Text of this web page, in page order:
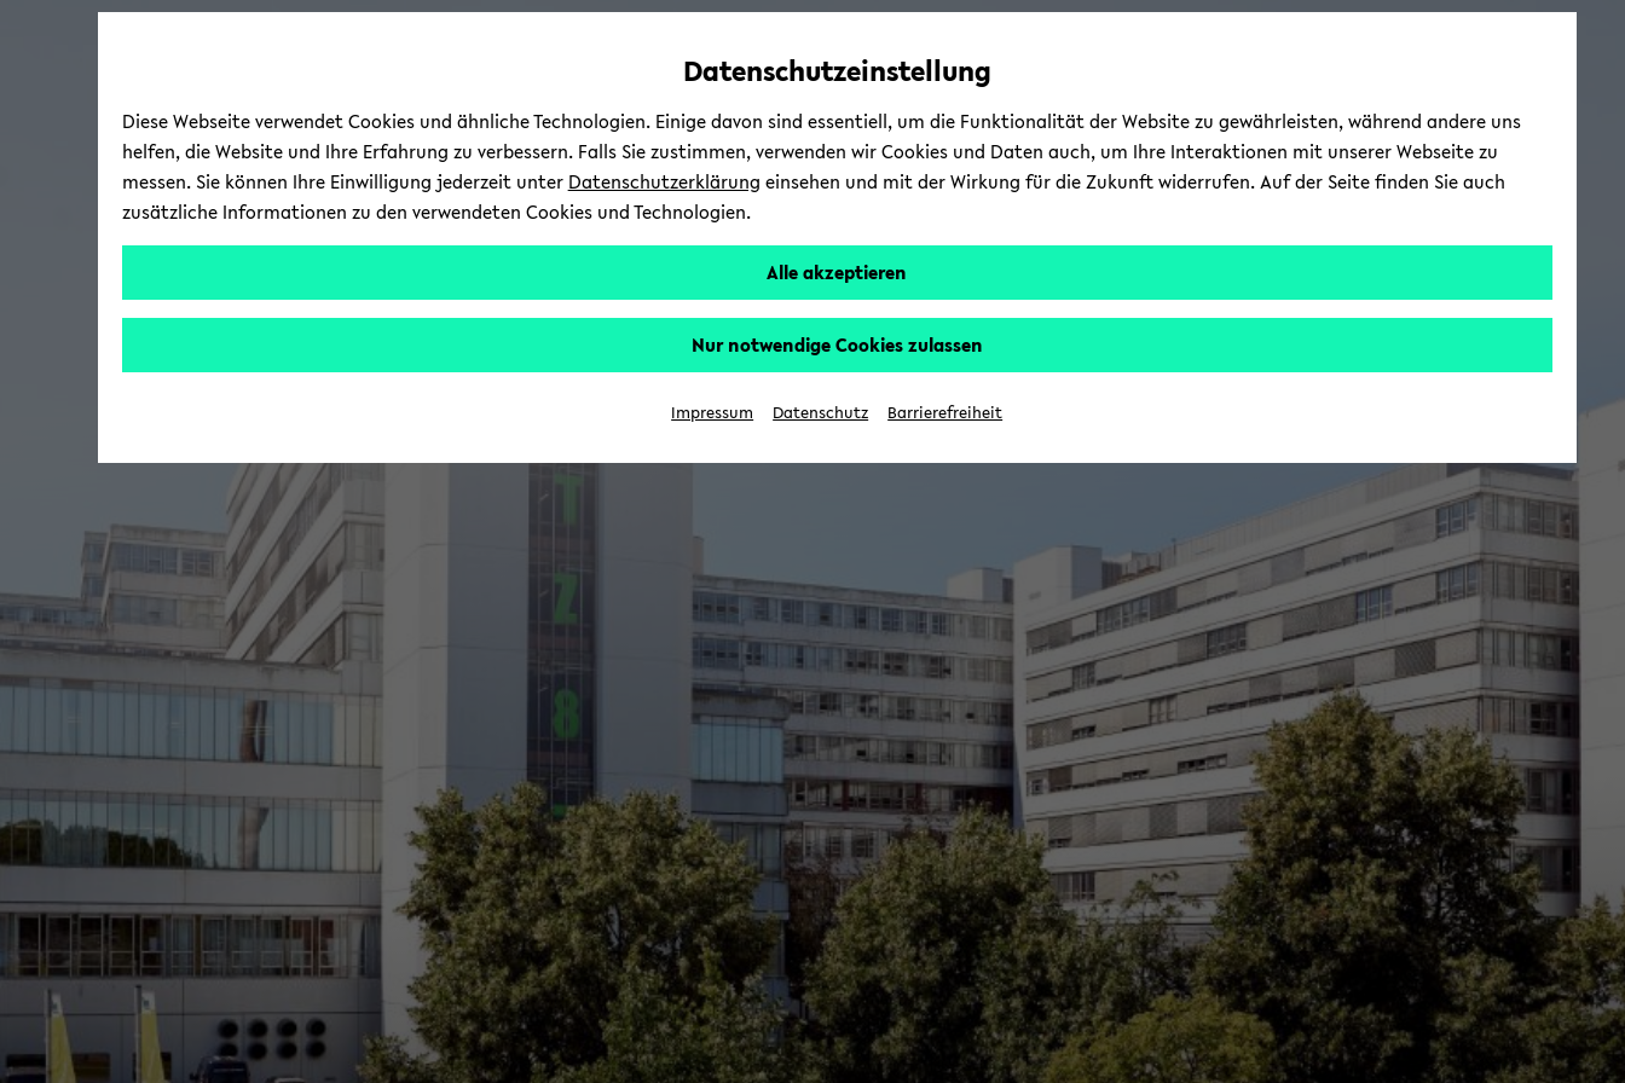
Automatische
vermeiden
skip
main
skip
main
skip
footer
Datenschutzeinstellung
Diese Webseite verwendet Cookies und ähnliche Technologien. Einige davon sind essentiell, um die Funktionalität der Website zu gewährleisten, während andere uns
helfen, die Website und Ihre Erfahrung zu verbessern. Falls Sie zustimmen, verwenden wir Cookies und Daten auch, um Ihre Interaktionen mit unserer Webseite zu
messen. Sie können Ihre Einwilligung jederzeit unter Datenschutzerklärung einsehen und mit der Wirkung für die Zukunft widerrufen. Auf der Seite finden Sie auch
zusätzliche Informationen zu den verwendeten Cookies und Technologien.
Alle akzeptieren
Nur notwendige Cookies zulassen
Impressum Datenschutz Barrierefreiheit